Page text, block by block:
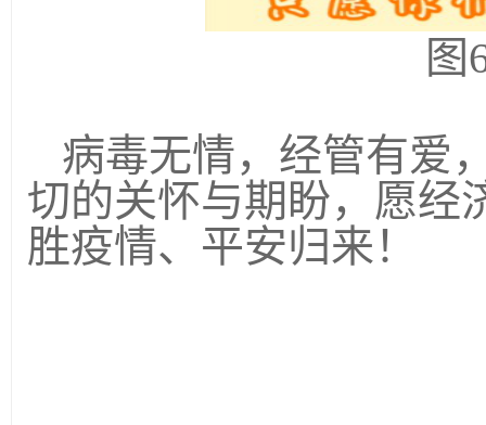
图
病毒无情，经管有爱
切的关怀与期盼，愿经
胜疫情、平安归来！